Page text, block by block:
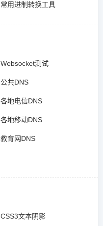
常用进制转换工具
Websocket测试
公共DNS
各地电信DNS
各地移动DNS
教育网DNS
CSS3文本阴影